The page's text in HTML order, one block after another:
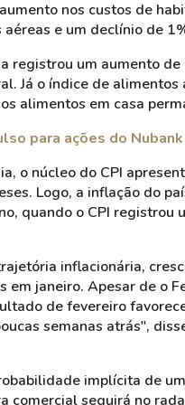
nos custos de
e um declínio de
registrou um aumento
Já o índice de alimentos
alimentos em casa
para ações do
o núcleo do CPI
Logo, a inflação do
quando o CPI registrou
inflacionária,
janeiro. Apesar de o
de fevereiro
semanas atrás",
implícita de
comercial seguirá no